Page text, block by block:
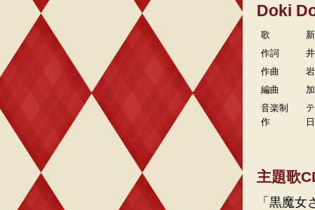
Doki
歌
作詞
作曲
編曲
音楽制
作
主題歌
「黒魔